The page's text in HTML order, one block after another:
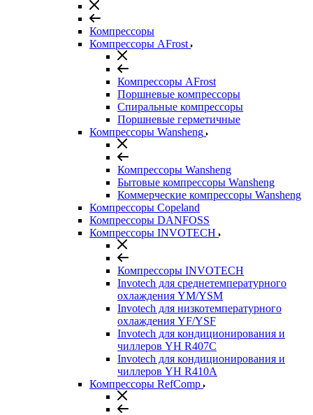
Компрессоры
Компрессоры AFrost
Компрессоры AFrost
Поршневые компрессоры
Спиральные компрессоры
Поршневые герметичные
Компрессоры Wansheng
Компрессоры Wansheng
Бытовые компрессоры Wansheng
Коммерческие компрессоры Wansheng
Компрессоры Copeland
Компрессоры DANFOSS
Компрессоры INVOTECH
Компрессоры INVOTECH
Invotech для среднетемпературного
охлаждения YM/YSM
Invotech для низкотемпературного
охлаждения YF/YSF
Invotech для кондиционирования и
чиллеров YH R407C
Invotech для кондиционирования и
чиллеров YH R410A
Компрессоры RefComp